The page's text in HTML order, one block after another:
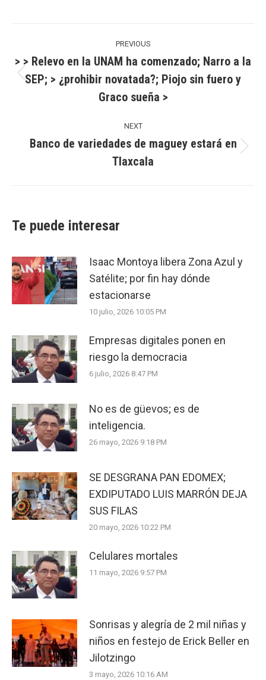
PREVIOUS
Previous
post:
> > Relevo en la UNAM ha comenzado; Narro a la
SEP; > ¿prohibir novatada?; Piojo sin fuero y
Graco sueña >
NEXT
post:
Banco de variedades de maguey estará en
Tlaxcala
Te puede interesar
Isaac Montoya libera Zona Azul y
Satélite; por fin hay dónde
estacionarse
10 julio, 2026 10:05 PM
Empresas digitales ponen en
riesgo la democracia
6 julio, 2026 8:47 PM
No es de güevos; es de
inteligencia.
26 mayo, 2026 9:18 PM
SE DESGRANA PAN EDOMEX;
EXDIPUTADO LUIS MARRÓN DEJA
SUS FILAS
20 mayo, 2026 10:22 PM
Celulares mortales
11 mayo, 2026 9:57 PM
Sonrisas y alegría de 2 mil niñas y
niños en festejo de Erick Beller en
Jilotzingo
3 mayo, 2026 10:16 AM